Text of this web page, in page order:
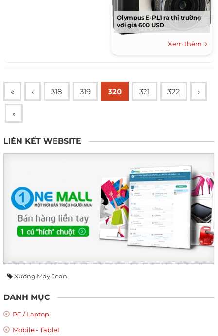
Olympus E-PL1 ra thị trường
với giá 600 USD
Xem thêm
« ‹ 318 319 320 321 322 ›
»
LIÊN KẾT WEBSITE
Xưởng May Jean
DANH MỤC
PC / Laptop
Mobile - Tablet